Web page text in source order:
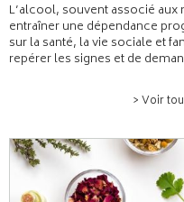
L’alcool, souvent associé
entraîner une dépendance
sur la santé, la vie sociale et
repérer les signes et de
> Voir